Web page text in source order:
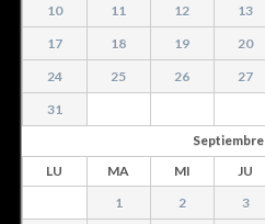
10
11 12 13
17
18 19 20
24
25 26 27
31
Septiembre
LU
MA MI JU
1
2 3